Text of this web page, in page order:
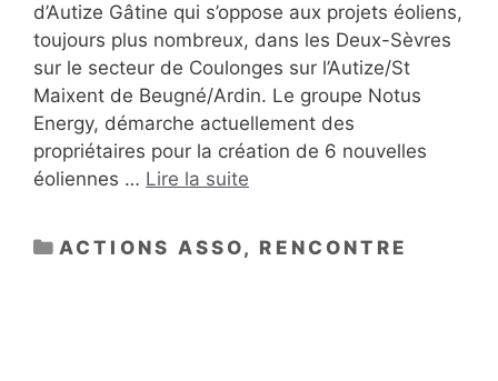
d’Autize Gâtine qui s’oppose aux projets éoliens,
toujours plus nombreux, dans les Deux-Sèvres
sur le secteur de Coulonges sur l’Autize/St
Maixent de Beugné/Ardin. Le groupe Notus
Energy, démarche actuellement des
propriétaires pour la création de 6 nouvelles
éoliennes … Lire la suite
CATÉGORIES
ACTIONS ASSO, RENCONTRE